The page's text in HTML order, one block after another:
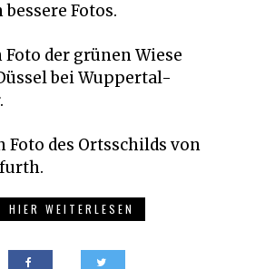
Fotos.
Foto der grünen Wiese
bei Wuppertal-
Foto des Ortsschilds von
HIER WEITERLESEN